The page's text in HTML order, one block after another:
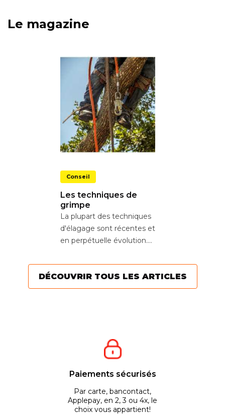
Le magazine
Conseil
Les techniques de
grimpe
La plupart des techniques
d'élagage sont récentes et
en perpétuelle évolution.
de...
DÉCOUVRIR TOUS LES ARTICLES
Paiements sécurisés
Par carte, bancontact,
Applepay, en 2, 3 ou 4x, le
choix vous appartient!